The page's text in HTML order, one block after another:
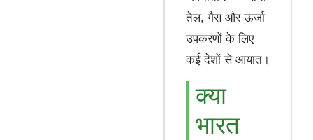
तेल, गैस और ऊर्जा
उपकरणों के लिए
कई देशों से आयात।
क्या
भारत